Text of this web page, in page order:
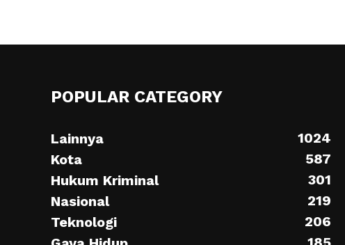
POPULAR CATEGORY
Lainnya
1024
Kota
587
Hukum Kriminal
301
Nasional
219
Teknologi
206